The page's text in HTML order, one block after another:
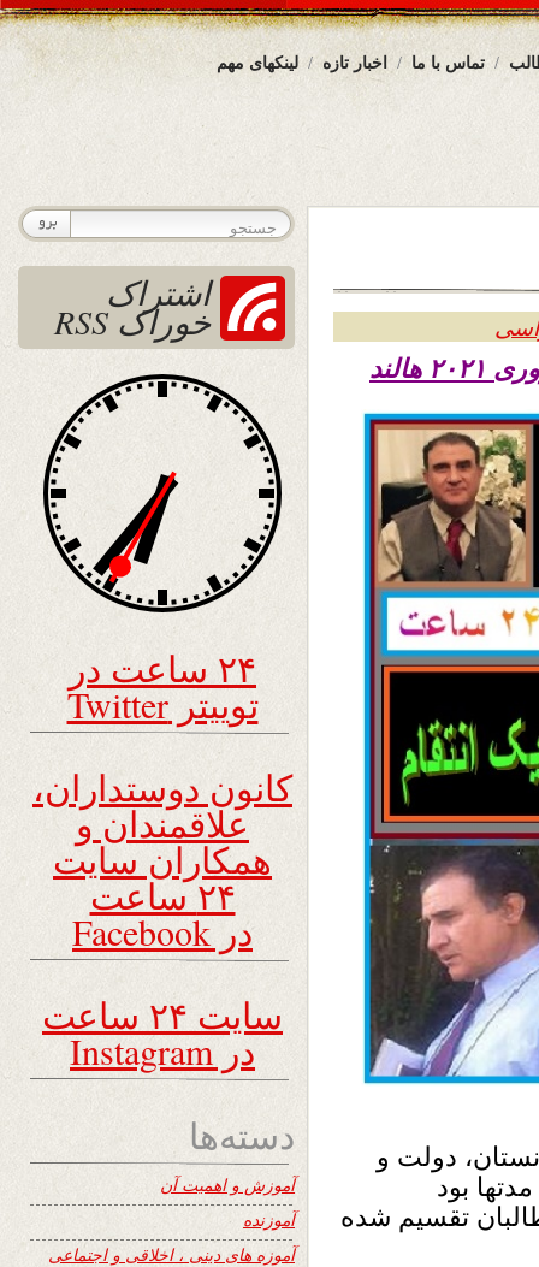
لینکهای مهم اخبار تازه تماس با ما
دولت و
بود
تقسیم شده
اشتراک
خوراک RSS
۲۴ ساعت در
توییتر Twitter
کانون دوستداران،
علاقمندان و
همکاران سایت
۲۴ ساعت
در Facebook
سایت ۲۴ ساعت
در Instagram
دسته‌ها
آموزش و اهمیت آن
آموزنده
آموزه های دینی ، اخلاقی و اجتماعی